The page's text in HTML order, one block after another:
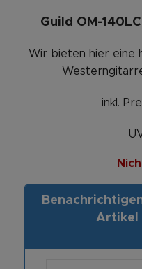
Guild OM-
Wir bieten hier eine
inkl.
Artikel